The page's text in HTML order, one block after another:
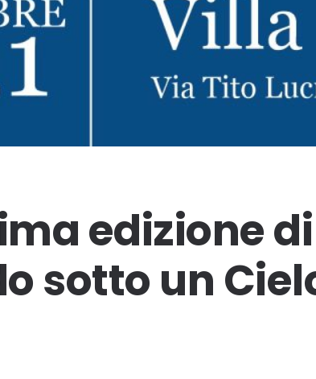
edizione di
sotto un